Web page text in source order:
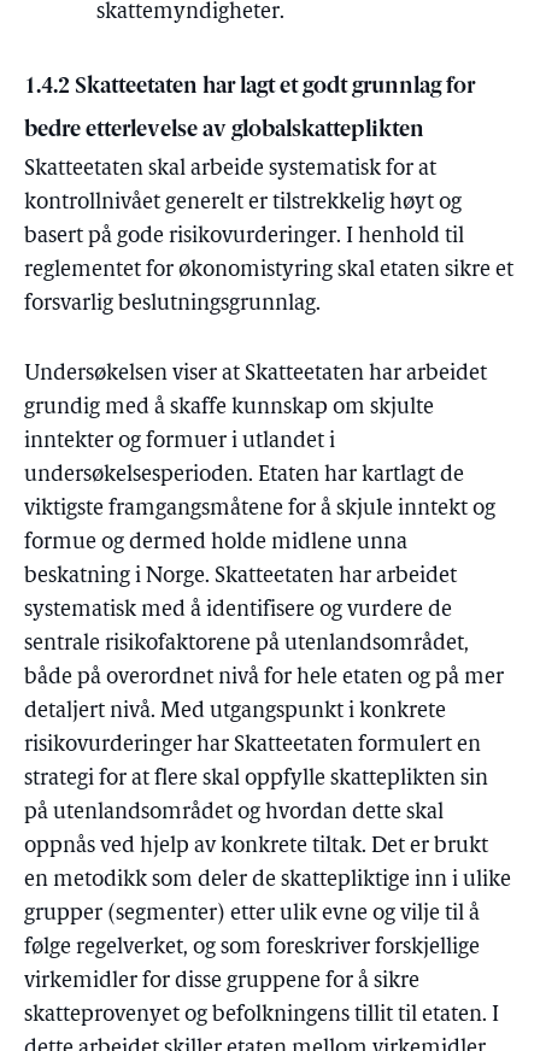
skattemyndigheter.
1.4.2 Skatteetaten har lagt et godt grunnlag for
bedre etterlevelse av globalskatteplikten
Skatteetaten skal arbeide systematisk for at
kontrollnivået generelt er tilstrekkelig høyt og
basert på gode risikovurderinger. I henhold til
reglementet for økonomistyring skal etaten sikre et
forsvarlig beslutningsgrunnlag.
Undersøkelsen viser at Skatteetaten har arbeidet
grundig med å skaffe kunnskap om skjulte
inntekter og formuer i utlandet i
undersøkelsesperioden. Etaten har kartlagt de
viktigste framgangsmåtene for å skjule inntekt og
formue og dermed holde midlene unna
beskatning i Norge. Skatteetaten har arbeidet
systematisk med å identifisere og vurdere de
sentrale risikofaktorene på utenlandsområdet,
både på overordnet nivå for hele etaten og på mer
detaljert nivå. Med utgangspunkt i konkrete
risikovurderinger har Skatteetaten formulert en
strategi for at flere skal oppfylle skatteplikten sin
på utenlandsområdet og hvordan dette skal
oppnås ved hjelp av konkrete tiltak. Det er brukt
en metodikk som deler de skattepliktige inn i ulike
grupper (segmenter) etter ulik evne og vilje til å
følge regelverket, og som foreskriver forskjellige
virkemidler for disse gruppene for å sikre
skatteprovenyet og befolkningens tillit til etaten. I